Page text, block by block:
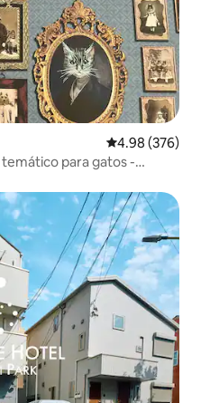
Calificación
4.98 (376)
para gatos -